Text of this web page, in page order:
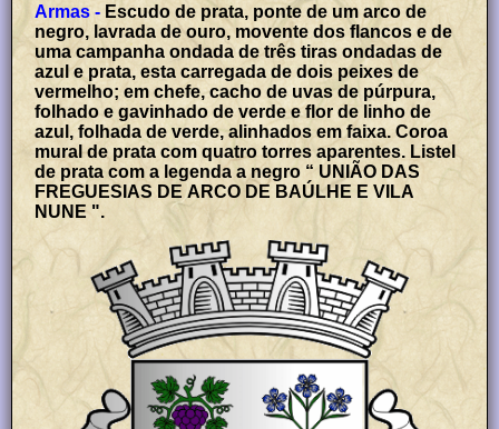
Armas - Escudo de prata, ponte de um arco de
negro, lavrada de ouro, movente dos flancos e de
uma campanha ondada de três tiras ondadas de
azul e prata, esta carregada de dois peixes de
vermelho; em chefe, cacho de uvas de púrpura,
folhado e gavinhado de verde e flor de linho de
azul, folhada de verde, alinhados em faixa. Coroa
mural de prata com quatro torres aparentes. Listel
de prata com a legenda a negro “ UNIÃO DAS
FREGUESIAS DE ARCO DE BAÚLHE E VILA
NUNE ".